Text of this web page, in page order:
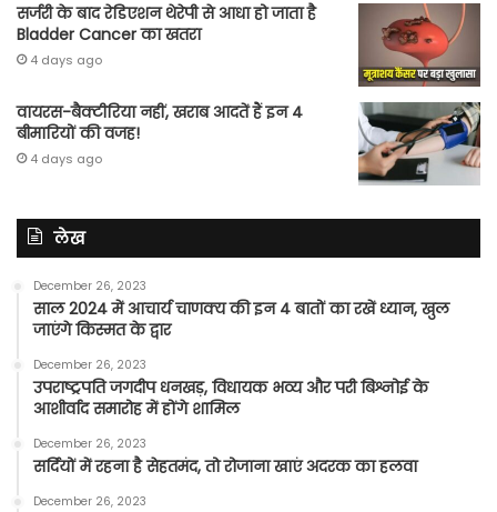
सर्जरी के बाद रेडिएशन थेरेपी से आधा हो जाता है
Bladder Cancer का खतरा
4 days ago
वायरस-बैक्टीरिया नहीं, खराब आदतें हैं इन 4
बीमारियों की वजह!
4 days ago
लेख
December 26, 2023
साल 2024 में आचार्य चाणक्य की इन 4 बातों का रखें ध्यान, खुल
जाएंगे किस्मत के द्वार
December 26, 2023
उपराष्ट्रपति जगदीप धनखड़, विधायक भव्य और परी बिश्नोई के
आशीर्वाद समारोह में होंगे शामिल
December 26, 2023
सर्दियों में रहना है सेहतमंद, तो रोजाना खाएं अदरक का हलवा
December 26, 2023